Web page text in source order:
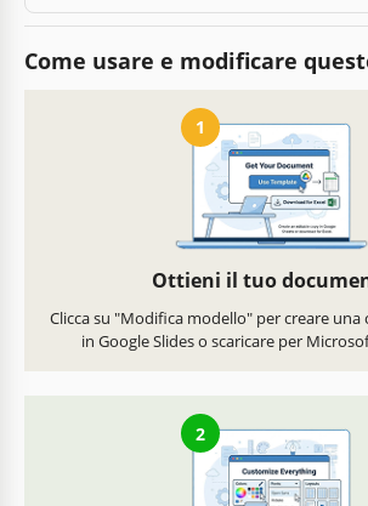
Come usare e modificare
1
Ottieni il tuo
Clicca su "Modifica modello" per creare
in Google Slides o scaricare per
2